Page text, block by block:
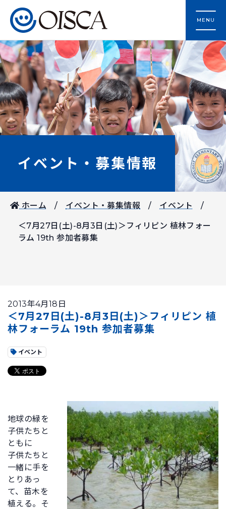
MENU
イベント・募集情報
ホーム イベント・募集情報 イベント
＜7月27日(土)-8月3日(土)＞フィリピン 植林フォー
ラム 19th 参加者募集
2013年4月18日
＜7月27日(土)-8月3日(土)＞フィリピン 植
林フォーラム 19th 参加者募集
イベント
地球の緑を
子供たちと
ともに
子供たちと
一緒に手を
とりあっ
て、苗木を
植える。そ